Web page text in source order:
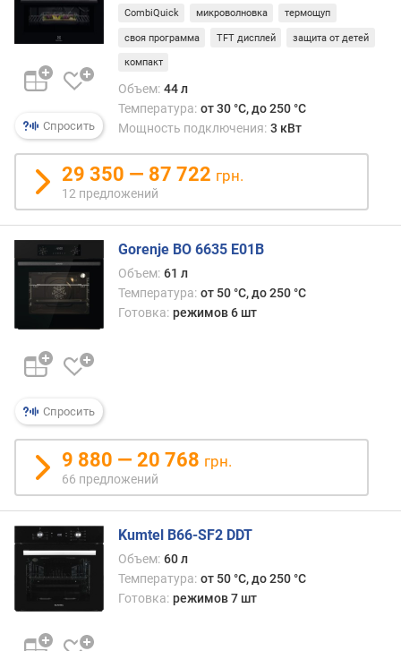
к
о
-
в
р
е
ж
и
м
о
в
(
ш
т
а
в
о
т
и
ч
е
с
к
и
х
р
Спросить
CombiQuick микроволновка термощуп
своя программа TFT дисплей защита от детей
компакт
Объем: 44 л
Температура: от 30 °C, до 250 °C
Мощность подключения: 3 кВт
29 350 — 87 722 грн.
12 предложений
Спросить
Gorenje BO 6635 E01B
Объем: 61 л
Температура: от 50 °C, до 250 °C
Готовка: режимов 6 шт
9 880 — 20 768 грн.
66 предложений
Kumtel B66-SF2 DDT
Объем: 60 л
Температура: от 50 °C, до 250 °C
Готовка: режимов 7 шт